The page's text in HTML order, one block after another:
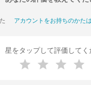
アカウントをお持ちのかた
星をタップして評価してく